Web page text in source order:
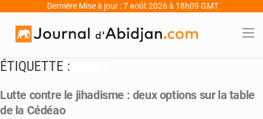
Dernière Mise à jour : 7 août 2026 à 18h09 GMT
ÉTIQUETTE :
Lutte contre le jihadisme : deux options sur la table
de la Cédéao